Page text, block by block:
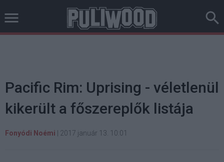
Pacific Rim: Uprising - véletlenül
kikerült a főszereplők listája
Fonyódi Noémi 2017 január 13. 10:01